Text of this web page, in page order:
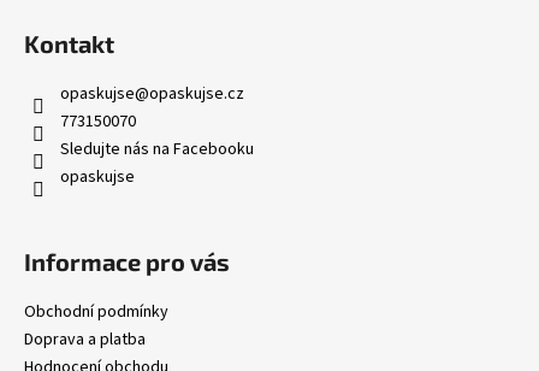
Kontakt
opaskujse@opaskujse.cz
773150070
Sledujte nás na Facebooku
opaskujse
Informace pro vás
Obchodní podmínky
Doprava a platba